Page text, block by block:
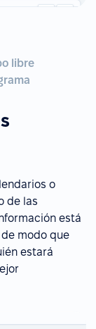
libre
o
de las
está
modo que
estará